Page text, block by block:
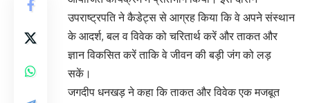
उपराष्ट्रपति ने कैडेट्स से आग्रह किया कि वे अपने संस्थान
के आदर्श, बल व विवेक को चरितार्थ करें और ताकत और
ज्ञान विकसित करें ताकि वे जीवन की बड़ी जंग को लड़
सकें।
जगदीप धनखड़ ने कहा कि ताकत और विवेक एक मजबूत